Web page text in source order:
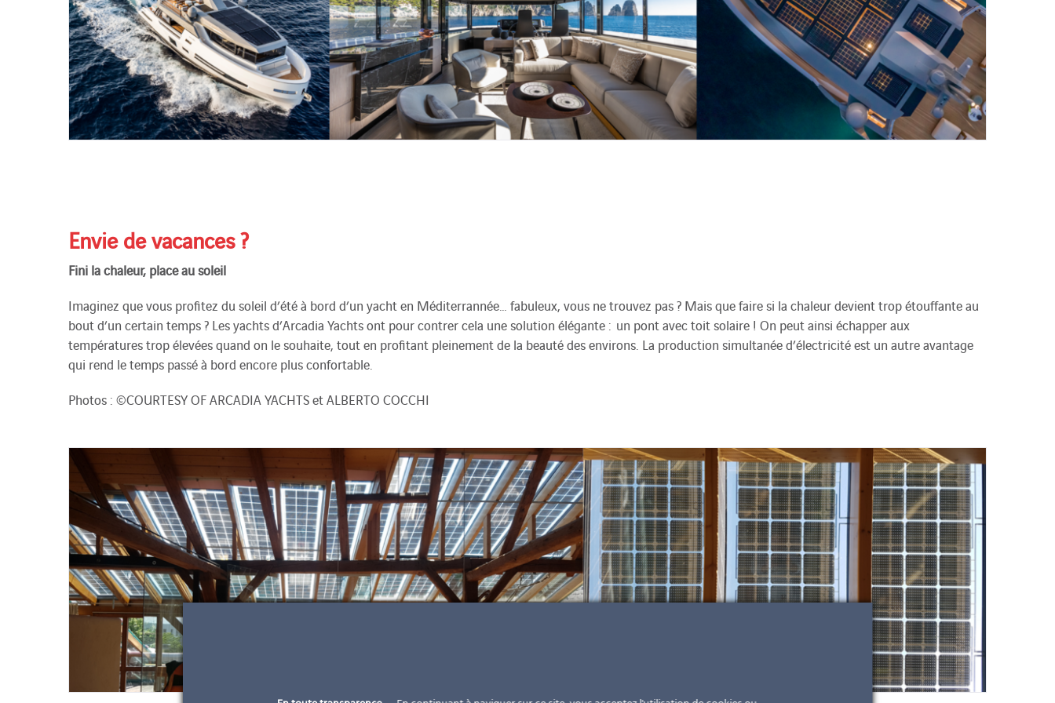
Envie de vacances ?
Fini la chaleur, place au soleil
Imaginez que vous profitez du soleil d’été à bord d’un yacht en Méditerrannée… fabuleux, vous ne trouvez pas ? Mais que faire si la chaleur devient trop étouffante au
bout d’un certain temps ? Les yachts d’Arcadia Yachts ont pour contrer cela une solution élégante : un pont avec toit solaire ! On peut ainsi échapper aux
températures trop élevées quand on le souhaite, tout en profitant pleinement de la beauté des environs. La production simultanée d’électricité est un autre avantage
qui rend le temps passé à bord encore plus confortable.
Photos : ©COURTESY OF ARCADIA YACHTS et ALBERTO COCCHI